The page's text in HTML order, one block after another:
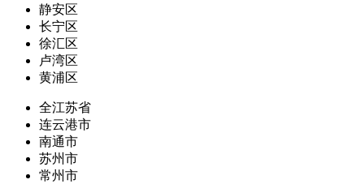
静安区
长宁区
徐汇区
卢湾区
黄浦区
全江苏省
连云港市
南通市
苏州市
常州市